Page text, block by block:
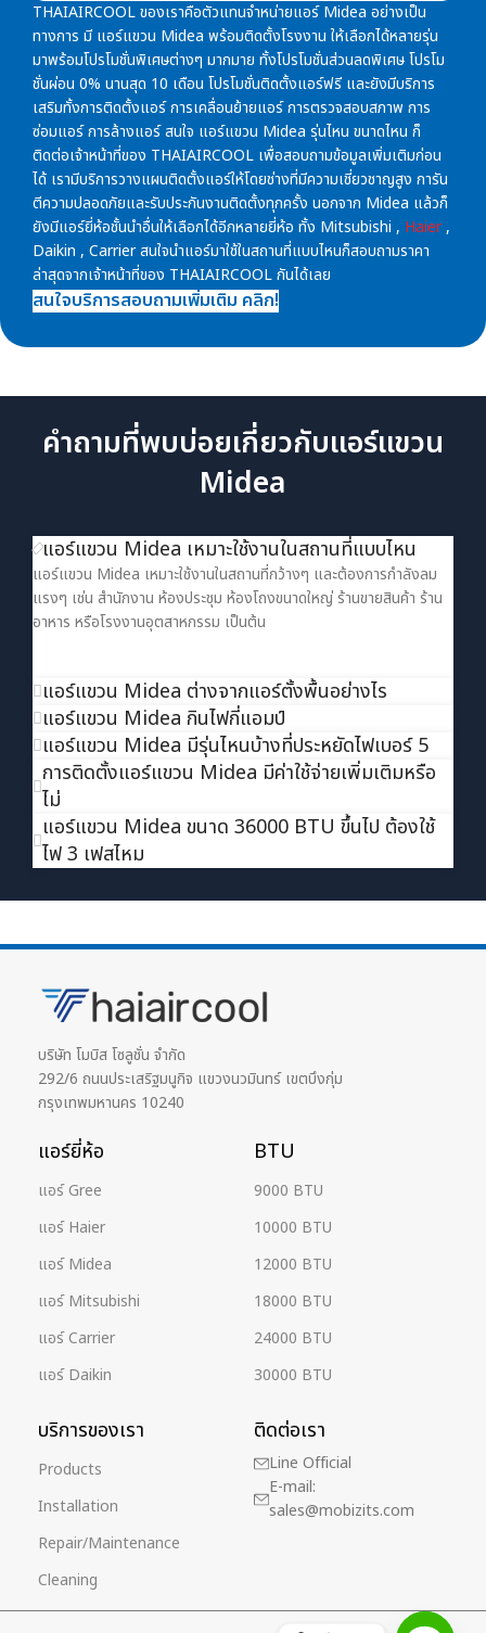
THAIAIRCOOL ของเราคือตัวแทนจำหน่ายแอร์ Midea อย่างเป็น
ทางการ มี แอร์แขวน Midea พร้อมติดตั้งโรงงานให้เลือกได้หลายรุ่น
มาพร้อมโปรโมชั่นพิเศษต่างๆ มากมาย ทั้งโปรโมชั่นส่วนลดพิเศษ โปรโม
ชั่นผ่อน 0% นานสุด 10 เดือน โปรโมชั่นติดตั้งแอร์ฟรี และยังมีบริการ
เสริมทั้งการติดตั้งแอร์ การเคลื่อนย้ายแอร์ การตรวจสอบสภาพ การ
ซ่อมแอร์ การล้างแอร์ สนใจ แอร์แขวน Midea รุ่นไหน ขนาดไหน ก็
ติดต่อเจ้าหน้าที่ของ THAIAIRCOOL เพื่อสอบถามข้อมูลเพิ่มเติมก่อน
ได้ เรามีบริการวางแผนติดตั้งแอร์ให้โดยช่างที่มีความเชี่ยวชาญสูง การัน
ตีความปลอดภัยและรับประกันงานติดตั้งทุกครั้ง นอกจาก Midea แล้วก็
ยังมีแอร์ยี่ห้อชั้นนำอื่นให้เลือกได้อีกหลายยี่ห้อ ทั้ง Mitsubishi , Haier,
Daikin , Carrier สนใจนำแอร์มาใช้ในสถานที่แบบไหนก็สอบถามราคา
ล่าสุดจากเจ้าหน้าที่ของ THAIAIRCOOL กันได้เลย
สนใจบริการสอบถามเพิ่มเติม คลิก!
คำถามที่พบบ่อยเกี่ยวกับแอร์แขวน
Midea
แอร์แขวน Midea เหมาะใช้งานในสถานที่แบบไหน
แอร์แขวน Midea เหมาะใช้งานในสถานที่กว้างๆ และต้องการกำลังลม
แรงๆ เช่น สำนักงาน ห้องประชุม ห้องโถงขนาดใหญ่ ร้านขายสินค้า ร้าน
อาหาร หรือโรงงานอุตสาหกรรม เป็นต้น
แอร์แขวน Midea ต่างจากแอร์ตั้งพื้นอย่างไร
แอร์แขวน Midea กินไฟกี่แอมป์
แอร์แขวน Midea มีรุ่นไหนบ้างที่ประหยัดไฟเบอร์ 5
การติดตั้งแอร์แขวน Midea มีค่าใช้จ่ายเพิ่มเติมหรือ
ไม่
แอร์แขวน Midea ขนาด 36000 BTU ขึ้นไป ต้องใช้
ไฟ 3 เฟสไหม
บริษัท โมบิส โซลูชั่น จำกัด
292/6 ถนนประเสริฐมนูกิจ แขวงนวมินทร์ เขตบึงกุ่ม
กรุงเทพมหานคร 10240
แอร์ยี่ห้อ
แอร์ Gree
แอร์ Haier
แอร์ Midea
แอร์ Mitsubishi
แอร์ Carrier
แอร์ Daikin
BTU
9000 BTU
10000 BTU
12000 BTU
18000 BTU
24000 BTU
30000 BTU
บริการของเรา
Products
Installation
Repair/Maintenance
Cleaning
ติดต่อเรา
Line Official
E-mail:
sales@mobizits.com